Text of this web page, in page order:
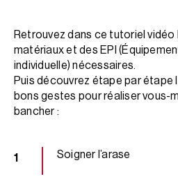
Retrouvez dans ce tutoriel vidéo
matériaux et des EPI
individuelle) nécessaires.
Puis découvrez étape par étape
bons gestes pour réaliser vous-
bancher :
Soigner l’arase